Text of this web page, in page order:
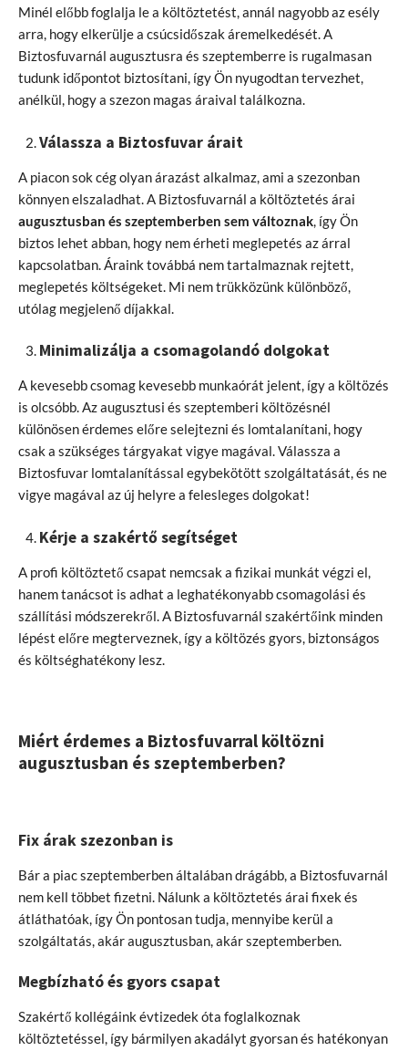
Minél előbb foglalja le a költöztetést, annál nagyobb az esély
arra, hogy elkerülje a csúcsidőszak áremelkedését. A
Biztosfuvarnál augusztusra és szeptemberre is rugalmasan
tudunk időpontot biztosítani, így Ön nyugodtan tervezhet,
anélkül, hogy a szezon magas áraival találkozna.
Válassza a Biztosfuvar árait
A piacon sok cég olyan árazást alkalmaz, ami a szezonban
könnyen elszaladhat. A Biztosfuvarnál a költöztetés árai
augusztusban és szeptemberben sem változnak, így Ön
biztos lehet abban, hogy nem érheti meglepetés az árral
kapcsolatban. Áraink továbbá nem tartalmaznak rejtett,
meglepetés költségeket. Mi nem trükközünk különböző,
utólag megjelenő díjakkal.
Minimalizálja a csomagolandó dolgokat
A kevesebb csomag kevesebb munkaórát jelent, így a költözés
is olcsóbb. Az augusztusi és szeptemberi költözésnél
különösen érdemes előre selejtezni és lomtalanítani, hogy
csak a szükséges tárgyakat vigye magával. Válassza a
Biztosfuvar lomtalanítással egybekötött szolgáltatását, és ne
vigye magával az új helyre a felesleges dolgokat!
Kérje a szakértő segítséget
A profi költöztető csapat nemcsak a fizikai munkát végzi el,
hanem tanácsot is adhat a leghatékonyabb csomagolási és
szállítási módszerekről. A Biztosfuvarnál szakértőink minden
lépést előre megterveznek, így a költözés gyors, biztonságos
és költséghatékony lesz.
Miért érdemes a Biztosfuvarral költözni
augusztusban és szeptemberben?
Fix árak szezonban is
Bár a piac szeptemberben általában drágább, a Biztosfuvarnál
nem kell többet fizetni. Nálunk a költöztetés árai fixek és
átláthatóak, így Ön pontosan tudja, mennyibe kerül a
szolgáltatás, akár augusztusban, akár szeptemberben.
Megbízható és gyors csapat
Szakértő kollégáink évtizedek óta foglalkoznak
költöztetéssel, így bármilyen akadályt gyorsan és hatékonyan